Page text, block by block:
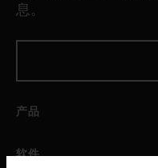
息。
产品
软件